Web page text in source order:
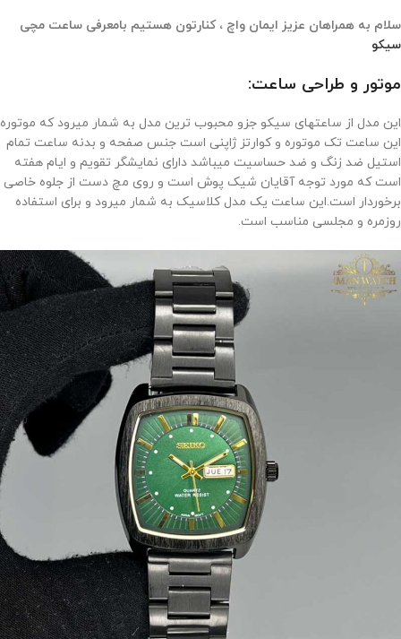
سلام به همراهان عزیز ایمان واچ ، کنارتون هستیم بامعرفی ساعت مچی
سیکو
موتور و طراحی ساعت:
این مدل از ساعتهای سیکو جزو محبوب ترین مدل به شمار میرود که موتوره
این ساعت تک موتوره و کوارتز ژاپنی است جنس صفحه و بدنه ساعت تمام
استیل ضد زنگ و ضد حساسیت میباشد دارای نمایشگر تقویم و ایام هفته
است که مورد توجه آقایان شیک پوش است و روی مچ دست از جلوه خاصی
برخوردار است.این ساعت یک مدل کلاسیک به شمار میرود و برای استفاده
روزمره و مجلسی مناسب است.